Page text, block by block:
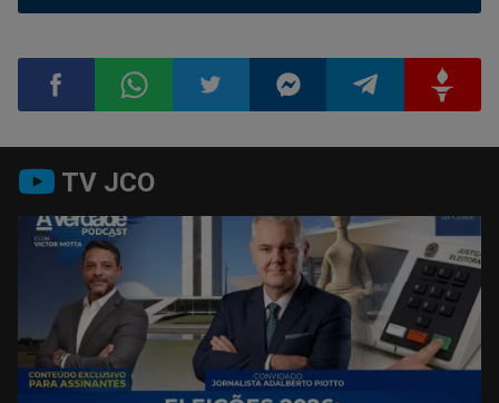
no
Facebook
no
Whatsapp
no
Twitter
no
Messenger
no
Telegram
no
Gettr
TV JCO